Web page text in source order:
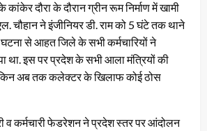
दौरा के दौरान ग्रीन रूम निर्माण में खामी
ने इंजीनियर डी. राम को 5 घंटे तक थाने
से आहत जिले के सभी कर्मचारियों ने
था. इस पर प्रदेश के सभी आला मंत्रियों की
अब तक कलेक्टर के खिलाफ कोई ठोस
व कर्मचारी फेडरेशन ने प्रदेश स्तर पर आंदोलन